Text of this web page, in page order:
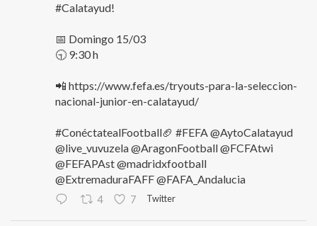
#Calatayud!
📅 Domingo 15/03
🕤 9:30 h
📲 https://www.fefa.es/tryouts-para-la-seleccion-
nacional-junior-en-calatayud/
#ConéctatealFootball🏈 #FEFA @AytoCalatayud
@live_vuvuzela @AragonFootball @FCFAtwi
@FEFAPAst @madridxfootball
@ExtremaduraFAFF @FAFA_Andalucia
4 7 Twitter